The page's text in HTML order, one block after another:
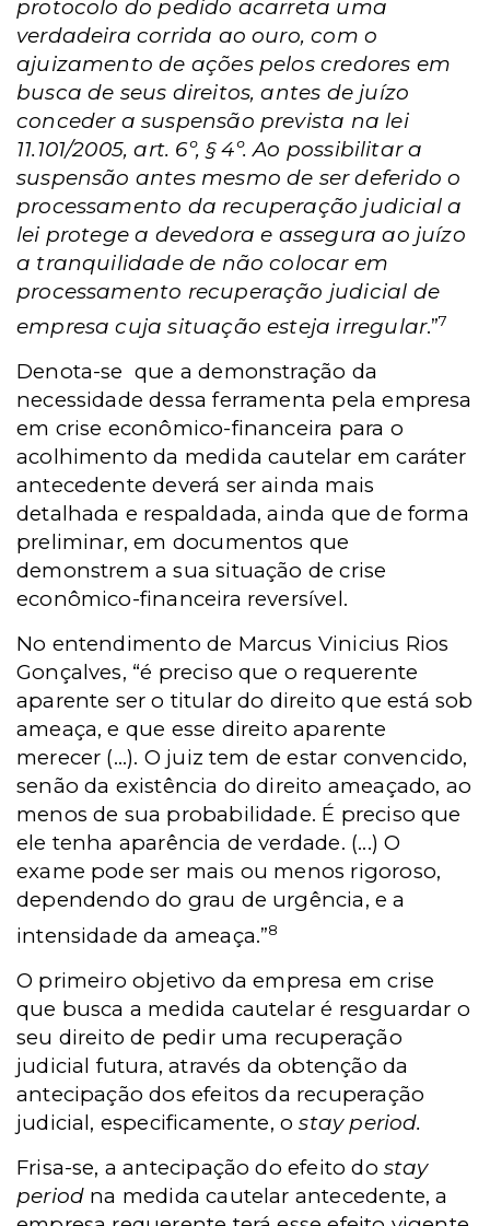
protocolo do pedido acarreta uma
verdadeira corrida ao ouro, com o
ajuizamento de ações pelos credores em
busca de seus direitos, antes de juízo
conceder a suspensão prevista na lei
11.101/2005, art. 6º, § 4º. Ao possibilitar a
suspensão antes mesmo de ser deferido o
processamento da recuperação judicial a
lei protege a devedora e assegura ao juízo
a tranquilidade de não colocar em
processamento recuperação judicial de
empresa cuja situação esteja irregular.”7
Denota-se que a demonstração da
necessidade dessa ferramenta pela empresa
em crise econômico-financeira para o
acolhimento da medida cautelar em caráter
antecedente deverá ser ainda mais
detalhada e respaldada, ainda que de forma
preliminar, em documentos que
demonstrem a sua situação de crise
econômico-financeira reversível.
No entendimento de Marcus Vinicius Rios
Gonçalves, “é preciso que o requerente
aparente ser o titular do direito que está sob
ameaça, e que esse direito aparente
merecer (...). O juiz tem de estar convencido,
senão da existência do direito ameaçado, ao
menos de sua probabilidade. É preciso que
ele tenha aparência de verdade. (...) O
exame pode ser mais ou menos rigoroso,
dependendo do grau de urgência, e a
intensidade da ameaça.”8
O primeiro objetivo da empresa em crise
que busca a medida cautelar é resguardar o
seu direito de pedir uma recuperação
judicial futura, através da obtenção da
antecipação dos efeitos da recuperação
judicial, especificamente, ostay period.
Frisa-se, a antecipação do efeito do stay
period na medida cautelar antecedente, a